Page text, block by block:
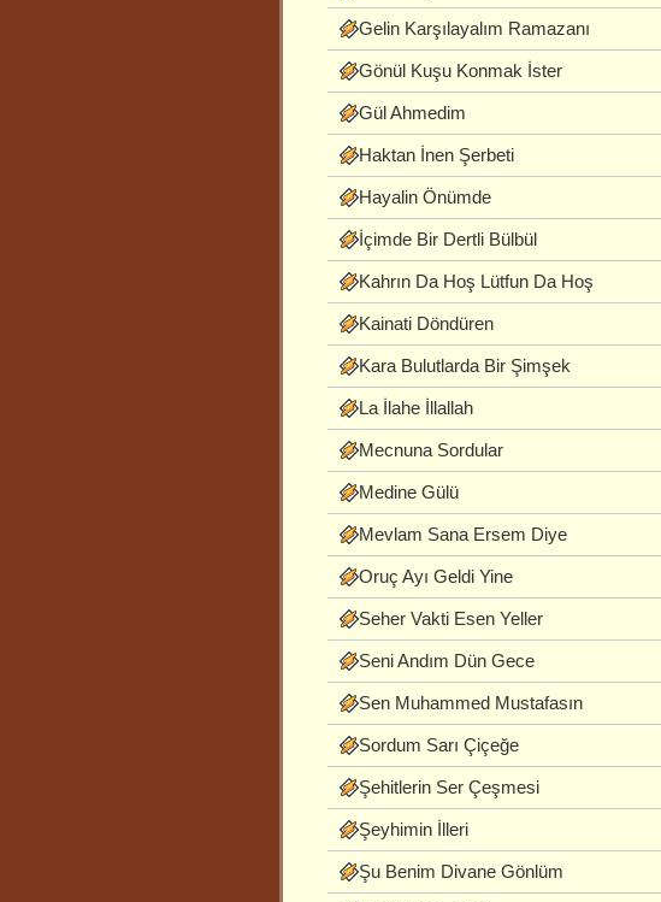
Gelin Karşılayalım Ramazanı
Gönül Kuşu Konmak İster
Gül Ahmedim
Haktan İnen Şerbeti
Hayalin Önümde
İçimde Bir Dertli Bülbül
Kahrın Da Hoş Lütfun Da Hoş
Kainati Döndüren
Kara Bulutlarda Bir Şimşek
La İlahe İllallah
Mecnuna Sordular
Medine Gülü
Mevlam Sana Ersem Diye
Oruç Ayı Geldi Yine
Seher Vakti Esen Yeller
Seni Andım Dün Gece
Sen Muhammed Mustafasın
Sordum Sarı Çiçeğe
Şehitlerin Ser Çeşmesi
Şeyhimin İlleri
Şu Benim Divane Gönlüm